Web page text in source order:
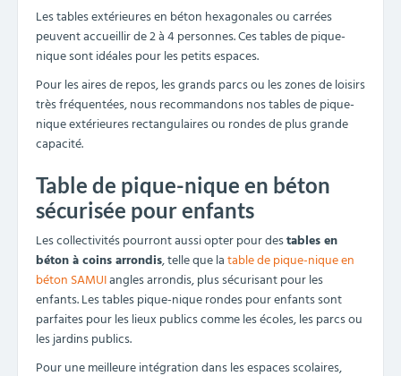
Les tables extérieures en béton hexagonales ou carrées
peuvent accueillir de 2 à 4 personnes. Ces tables de pique-
nique sont idéales pour les petits espaces.
Pour les aires de repos, les grands parcs ou les zones de loisirs
très fréquentées, nous recommandons nos tables de pique-
nique extérieures rectangulaires ou rondes de plus grande
capacité.
Table de pique-nique en béton
sécurisée pour enfants
Les collectivités pourront aussi opter pour destables en
béton à coins arrondis, telle que latable de pique-nique en
béton SAMUIangles arrondis, plus sécurisant pour les
enfants. Les tables pique-nique rondes pour enfants sont
parfaites pour les lieux publics comme les écoles, les parcs ou
les jardins publics.
Pour une meilleure intégration dans les espaces scolaires,